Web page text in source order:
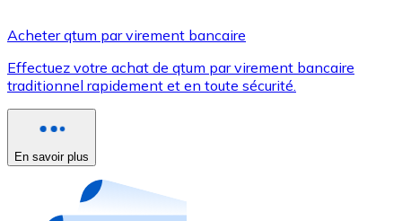
Utilisez les cartes Visa et Mastercard pour acheter
Acheter avec carte
Nouveau
Achetez des cartes-cadeaux de vos marques
Acheter qtum par virement bancaire
Effectuez votre achat de qtum par virement bancaire
traditionnel rapidement et en toute sécurité.
En savoir plus